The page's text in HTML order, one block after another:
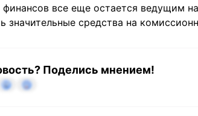
финансов все еще остается ведущим
значительные средства на
Поделись мнением!